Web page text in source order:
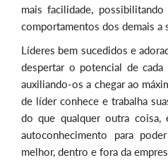
mais facilidade,
comportamentos dos demais a
Líderes bem sucedidos e
despertar o potencial de
auxiliando-os a chegar ao
de líder conhece e trabalha
do que qualquer outra
autoconhecimento para
melhor, dentro e fora da